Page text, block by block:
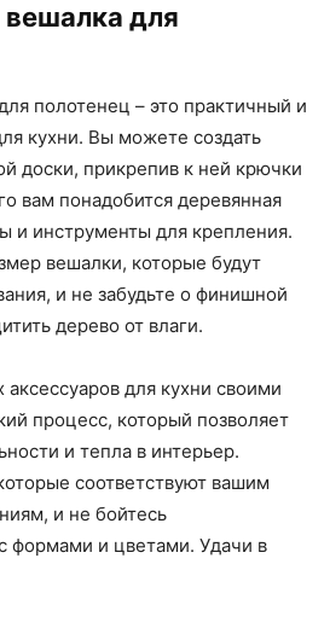
для
полотенец – это практичный и
кухни. Вы можете создать
доски, прикрепив к ней крючки
вам понадобится деревянная
и инструменты для крепления.
вешалки, которые будут
и не забудьте о финишной
дерево от влаги.
для кухни своими
процесс, который позволяет
и тепла в интерьер.
соответствуют вашим
и не бойтесь
формами и цветами. Удачи в